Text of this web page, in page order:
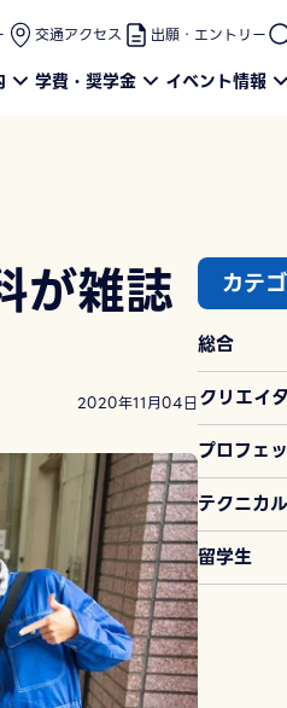
交通アクセス 出願・エントリー
学費・奨学金 イベント情報
が雑誌
2020年11月04日
カテ
総合
クリエイ
プロフェ
テクニカ
留学生